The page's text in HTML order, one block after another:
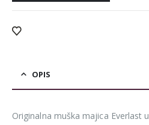
OPIS
Originalna muška majica Everlast